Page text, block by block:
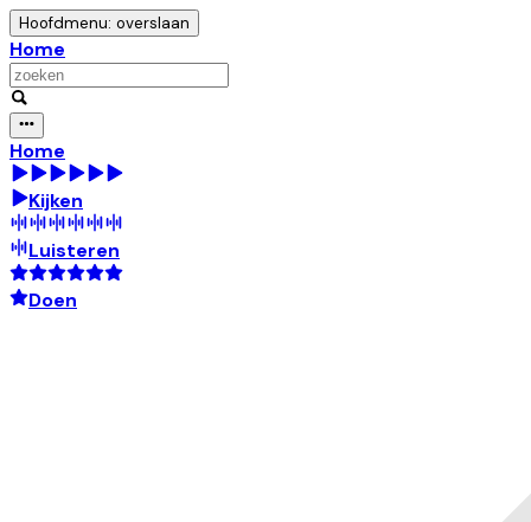
Hoofdmenu: overslaan
Home
Home
Kijken
Luisteren
Doen